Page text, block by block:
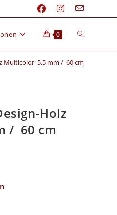
0
Multicolor 5,5 mm / 60 cm
Holz
/ 60 cm